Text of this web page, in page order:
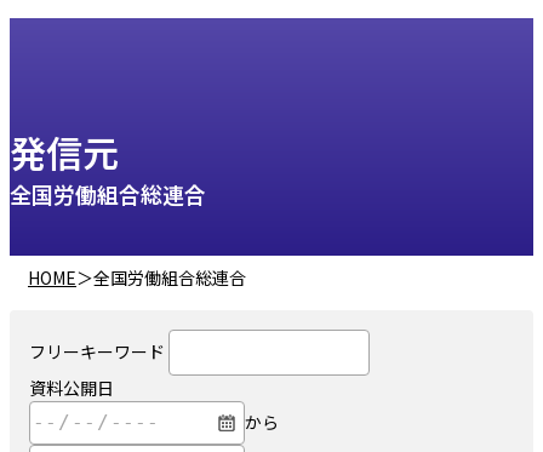
発信元
全国労働組合総連合
HOME＞全国労働組合総連合
フリーキーワード
資料公開日
から